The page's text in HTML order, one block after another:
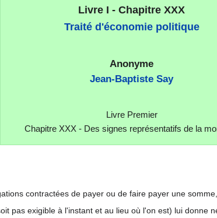
Livre I - Chapitre XXX
Traité d'économie politique
Anonyme
Jean-Baptiste Say
Livre Premier
Chapitre XXX - Des signes représentatifs de la
contractées de payer ou de faire payer une
pas exigible à l'instant et au lieu où l'on est) lui donne